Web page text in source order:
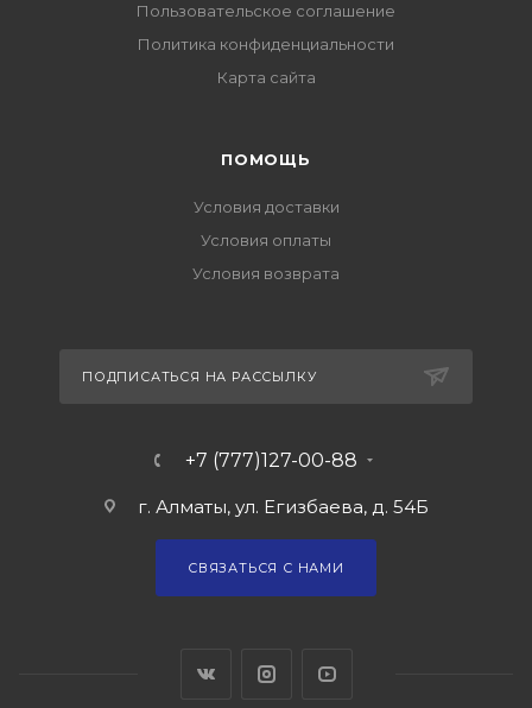
Пользовательское соглашение
Политика конфиденциальности
Карта сайта
ПОМОЩЬ
Условия доставки
Условия оплаты
Условия возврата
ПОДПИСАТЬСЯ НА РАССЫЛКУ
+7 (777)127-00-88
г. Алматы, ул. Егизбаева, д. 54Б
СВЯЗАТЬСЯ С НАМИ